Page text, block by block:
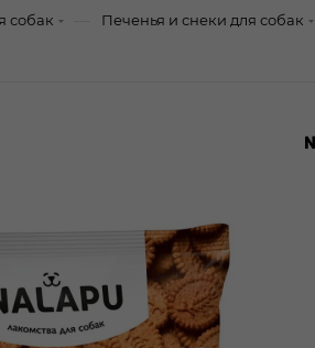
собак Печенья и снеки для собак